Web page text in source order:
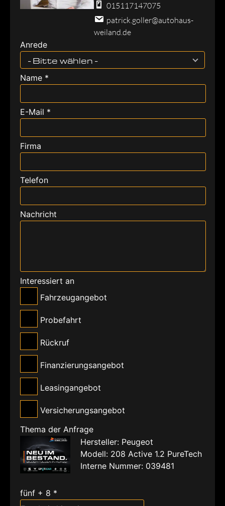
015117147075
patrick.goller@autohaus-
weiland.de
Anrede
- Bitte wählen -
Name *
E-Mail *
Firma
Telefon
Nachricht
Interessiert an
Fahrzeugangebot
Probefahrt
Rückruf
Finanzierungsangebot
Leasingangebot
Versicherungsangebot
Thema der Anfrage
Hersteller: Peugeot
Modell: 208 Active 1.2 PureTech
Interne Nummer: 039481
fünf + 8 *